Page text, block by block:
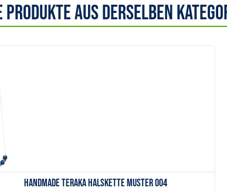
Produkte aus derselben
Handmade Teraka Halskette Muster 004